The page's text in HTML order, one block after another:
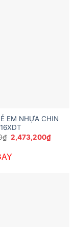
EM NHỰA CHIN
₫ Giá
gốc
3,553,200₫.
2,473,200₫Giá
hiện